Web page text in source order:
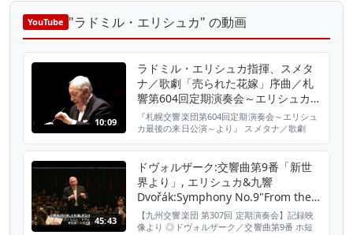
YouTube "ラドミル・エリシュカ" の動画
10:09
ラドミル・エリシュカ指揮、スメタ
ナ／歌劇「売られた花嫁」序曲／札
響第604回定期演奏会～エリシュカ最
後の来日公演より Smetana / The
Bartered Bride - Overture
『札幌交響楽団第604回定期演奏会～エリシュ
カ最後の来日公演～より』 スメタナ／歌劇
日（金）札幌コンサートホールKitara ♪札幌交
響楽団：https://www.sso.or.jp/ ♪札響映像配
信プロジェクト：https://www.sso.or.jp/2...
45:43
ドヴォルザーク:交響曲第9番「新世
界より」, エリシュカ&九響
Dvořák:Symphony No.9"From the
New World", Eliška & Kyushu
Symphony
【九州交響楽団 第307回 定期演奏会】記録映
像より ◎ドヴォルザーク／交響曲第9番 ホ短